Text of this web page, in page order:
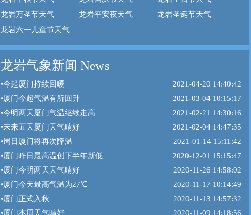
龙岩万圣节天气
龙岩平安夜天气
龙岩圣诞节天气
龙岩六一儿童节天气
龙岩气象新闻 News
•今起厦门持续回暖
2021-04-20 14:40:42
•厦门今起气温有所回升
2021-03-04 10:15:17
•今明两天厦门气温继续走高
2021-02-21 14:30:16
•未来五天厦门天气晴好
2021-02-04 14:47:35
•周日厦门将再次降温
2021-01-14 15:11:42
•厦门昨日最高温创下半年新低
2020-12-01 15:15:47
•厦门今明两天天气晴好
2020-11-26 14:58:02
•厦门今天最高气温为27℃
2020-11-17 10:14:49
•厦门正式入秋
2020-11-13 14:57:32
•厦门本周天气晴好 2020-11-09 14:18:56